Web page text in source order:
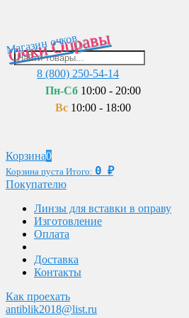
Очки Оправы
Магазин очков
8 (800) 250-54-14
Пн-Сб 10:00 - 20:00
Вс 10:00 - 18:00
Корзина0
Корзина пуста Итого: 0 ₽
Покупателю
Линзы для вставки в оправу
Изготовление
Оплата
Доставка
Контакты
Как проехать
antiblik2018@list.ru